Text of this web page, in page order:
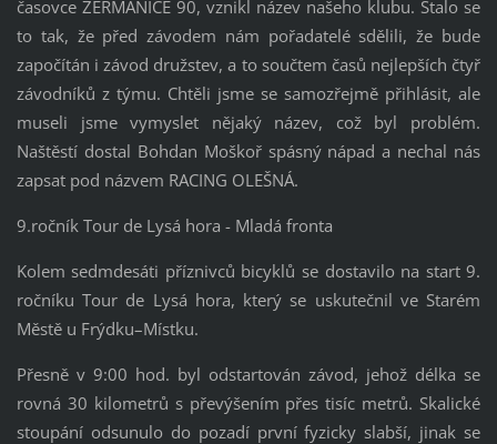
časovce ŽERMANICE 90, vznikl název našeho klubu. Stalo se
to tak, že před závodem nám pořadatelé sdělili, že bude
započítán i závod družstev, a to součtem časů nejlepších čtyř
závodníků z týmu. Chtěli jsme se samozřejmě přihlásit, ale
museli jsme vymyslet nějaký název, což byl problém.
Naštěstí dostal Bohdan Moškoř spásný nápad a nechal nás
zapsat pod názvem RACING OLEŠNÁ.
9.ročník Tour de Lysá hora - Mladá fronta
Kolem sedmdesáti příznivců bicyklů se dostavilo na start 9.
ročníku Tour de Lysá hora, který se uskutečnil ve Starém
Městě u Frýdku–Místku.
Přesně v 9:00 hod. byl odstartován závod, jehož délka se
rovná 30 kilometrů s převýšením přes tisíc metrů. Skalické
stoupání odsunulo do pozadí první fyzicky slabší, jinak se